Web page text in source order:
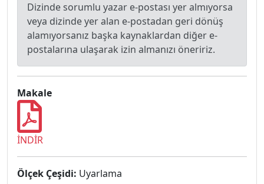
Dizinde sorumlu yazar e-postası yer almıyorsa
veya dizinde yer alan e-postadan geri dönüş
alamıyorsanız başka kaynaklardan diğer e-
postalarına ulaşarak izin almanızı öneririz.
Makale
İNDİR
Ölçek Çeşidi: Uyarlama